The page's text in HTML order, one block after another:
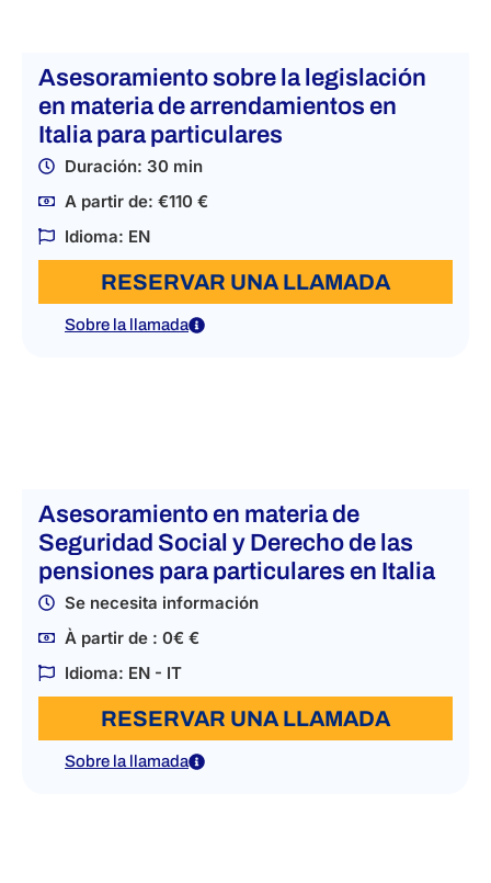
Asesoramiento sobre la legislación
en materia de arrendamientos en
Italia para particulares
Duración: 30 min
A partir de: €110 €
Idioma: EN
RESERVAR UNA LLAMADA
Sobre la llamada
Asesoramiento en materia de
Seguridad Social y Derecho de las
pensiones para particulares en Italia
Se necesita información
À partir de : 0€ €
Idioma: EN - IT
RESERVAR UNA LLAMADA
Sobre la llamada